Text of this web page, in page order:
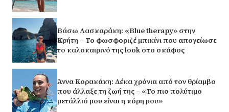
Βάσω Λασκαράκη: «Blue therapy» στην
Κρήτη – Το φωσφοριζέ μπικίνι που απογείωσε
το καλοκαιρινό της look στο σκάφος
Άννα Κορακάκη: Δέκα χρόνια από τον θρίαμβο
που άλλαξε τη ζωή της – «Το πιο πολύτιμο
μετάλλιό μου είναι η κόρη μου»